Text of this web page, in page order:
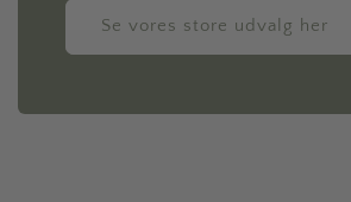
Se vores store udvalg her